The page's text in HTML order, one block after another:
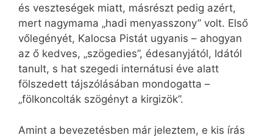
és veszteségek miatt, másrészt pedig azért,
mert nagymama „hadi menyasszony” volt. Első
vőlegényét, Kalocsa Pistát ugyanis – ahogyan
az ő kedves, „szögedies”, édesanyjától, Idától
tanult, s hat szegedi internátusi éve alatt
fölszedett tájszólásában mondogatta –
„fölkoncolták szögényt a kirgizök”.
Amint a bevezetésben már jeleztem, e kis írás